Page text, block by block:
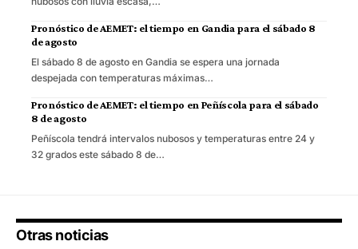
Pronóstico de AEMET: el tiempo en Gandia para el sábado 8
de agosto
El sábado 8 de agosto en Gandia se espera una jornada
despejada con temperaturas máximas…
Pronóstico de AEMET: el tiempo en Peñíscola para el sábado
8 de agosto
Peñíscola tendrá intervalos nubosos y temperaturas entre 24 y
32 grados este sábado 8 de…
Otras noticias